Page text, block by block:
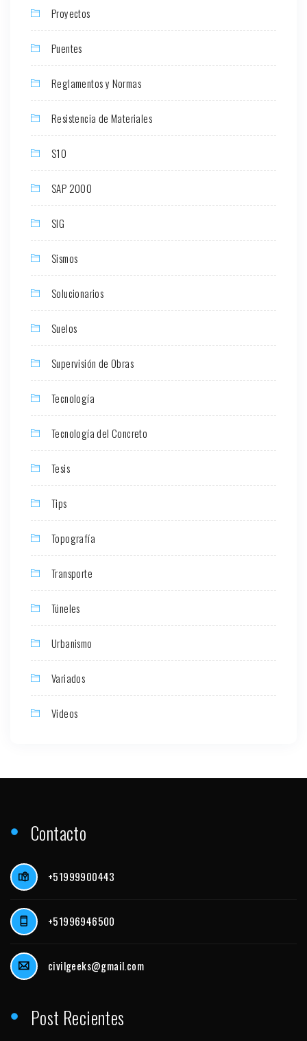
Proyectos
Puentes
Reglamentos y Normas
Resistencia de Materiales
S10
SAP 2000
SIG
Sismos
Solucionarios
Suelos
Supervisión de Obras
Tecnología
Tecnología del Concreto
Tesis
Tips
Topografía
Transporte
Túneles
Urbanismo
Variados
Videos
Contacto
+51999900443
+51996946500
civilgeeks@gmail.com
Post Recientes